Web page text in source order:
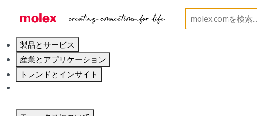
製品とサービス
産業とアプリケーション
トレンドとインサイト
Industrial Cable Assemblies